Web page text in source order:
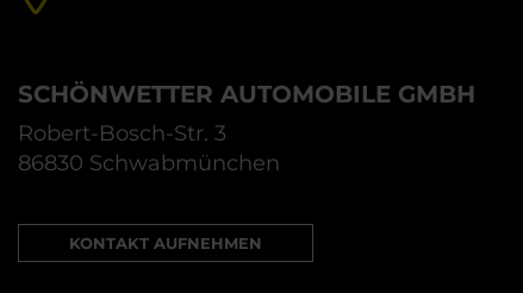
SCHÖNWETTER AUTOMOBILE GMBH
Robert-Bosch-Str. 3
86830 Schwabmünchen
KONTAKT AUFNEHMEN